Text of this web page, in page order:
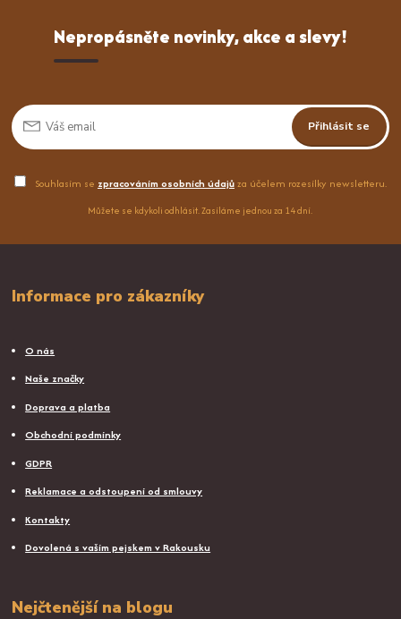
Nepropásněte novinky, akce a slevy!
Přihlásit se
Souhlasím se zpracováním osobních údajůza účelem rozesílky newsletteru.
Můžete se kdykoli odhlásit. Zasíláme jednou za 14 dní.
Informace pro zákazníky
O nás
Naše značky
Doprava a platba
Obchodní podmínky
GDPR
Reklamace a odstoupení od smlouvy
Kontakty
Dovolená s vaším pejskem v Rakousku
Nejčtenější na blogu